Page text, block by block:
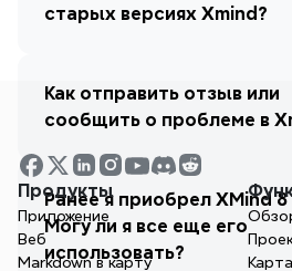
старых версиях Xmind?
Как отправить отзыв или
сообщить о проблеме в
Ранее я приобрел XMind
Могу ли я все еще его
использовать?
Продукты
Приложение
Веб
Markdown в карту